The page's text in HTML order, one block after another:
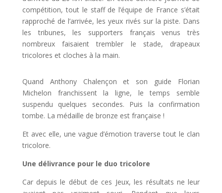
compétition, tout le staff de l’équipe de France s’était
rapproché de l’arrivée, les yeux rivés sur la piste. Dans
les tribunes, les supporters français venus très
nombreux faisaient trembler le stade, drapeaux
tricolores et cloches à la main.
Quand Anthony Chalençon et son guide Florian
Michelon franchissent la ligne, le temps semble
suspendu quelques secondes. Puis la confirmation
tombe. La médaille de bronze est française !
Et avec elle, une vague d’émotion traverse tout le clan
tricolore.
Une délivrance pour le duo tricolore
Car depuis le début de ces Jeux, les résultats ne leur